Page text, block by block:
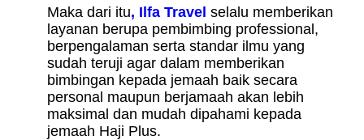
Maka dari itu, Ilfa Travel selalu memberikan
layanan berupa pembimbing professional,
berpengalaman serta standar ilmu yang
sudah teruji agar dalam memberikan
bimbingan kepada jemaah baik secara
personal maupun berjamaah akan lebih
maksimal dan mudah dipahami kepada
jemaah Haji Plus.